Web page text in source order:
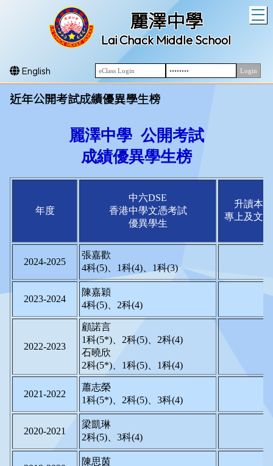
麗澤中學
Lai Chack Middle School
English
近年公開考試成績優異學生榜